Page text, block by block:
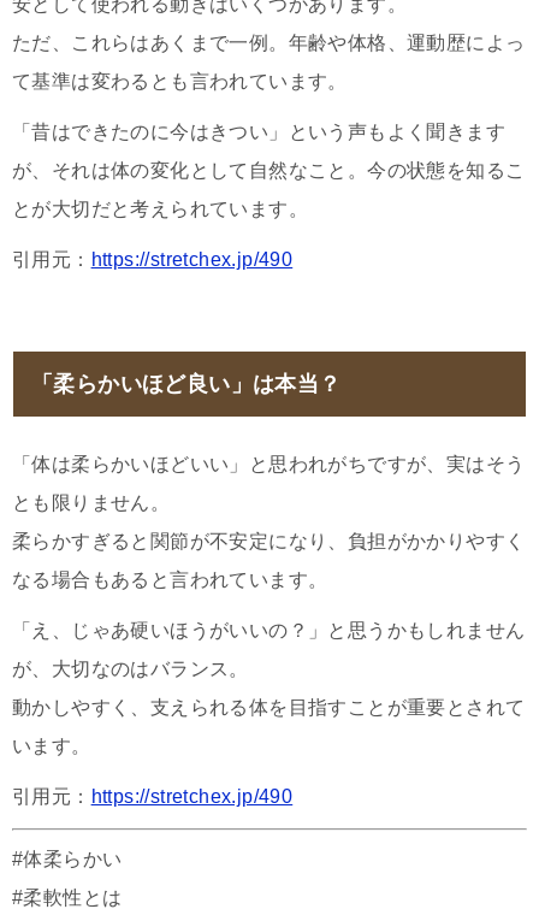
ただ、これらはあくまで一例。年齢や体格、運動歴によっ
て基準は変わるとも言われています。
「昔はできたのに今はきつい」という声もよく聞きます
が、それは体の変化として自然なこと。今の状態を知るこ
とが大切だと考えられています。
引用元： https://stretchex.jp/490
「柔らかいほど良い」は本当？
「体は柔らかいほどいい」と思われがちですが、実はそう
とも限りません。
柔らかすぎると関節が不安定になり、負担がかかりやすく
なる場合もあると言われています。
「え、じゃあ硬いほうがいいの？」と思うかもしれません
が、大切なのはバランス。
動かしやすく、支えられる体を目指すことが重要とされて
います。
引用元： https://stretchex.jp/490
#体柔らかい
#柔軟性とは